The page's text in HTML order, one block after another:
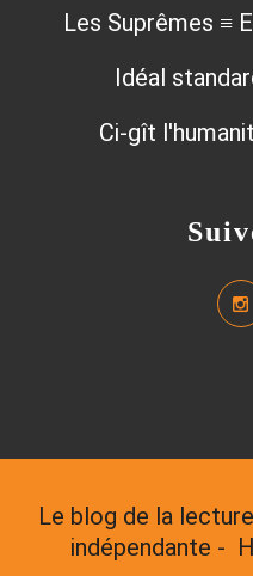
Les Suprêmes ≡
Idéal
Ci-gît
Le blog de la
indépendante -